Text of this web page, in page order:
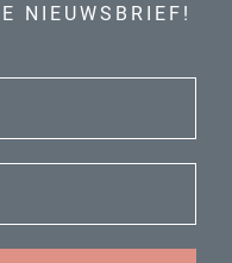
NIEUWSBRIEF!